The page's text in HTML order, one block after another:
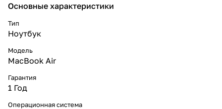
Основные характеристики
Тип
Ноутбук
Модель
MacBook Air
Гарантия
1 Год
Операционная система